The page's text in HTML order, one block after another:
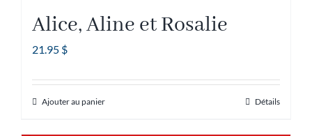
Alice, Aline et Rosalie
21.95 $
Ajouter au panier Détails